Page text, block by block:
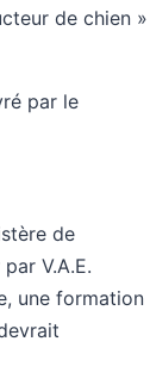
de chien »
par le
de
V.A.E.
une formation